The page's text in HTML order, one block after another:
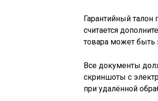
Гарантийный талон
считается
товара может быть
Все документы
скриншоты с
при удалённой